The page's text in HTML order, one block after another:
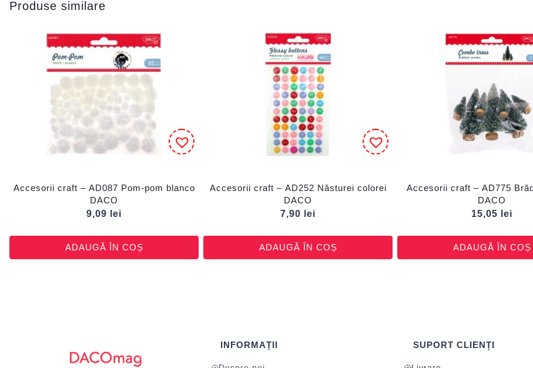
Produse similare
Accesorii craft – AD087 Pom-pom blanco
DACO
9,09
lei
ADAUGĂ ÎN COȘ
Accesorii craft – AD252 Năsturei colorei
DACO
7,90
lei
ADAUGĂ ÎN COȘ
Accesorii craft – AD775
DACO
15,05
lei
ADAUGĂ ÎN COȘ
INFORMAȚII SUPORT CLIENȚI